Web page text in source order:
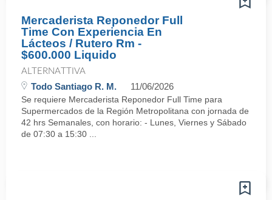
Mercaderista Reponedor Full
Time Con Experiencia En
Lácteos / Rutero Rm -
$600.000 Liquido
ALTERNATTIVA
Todo Santiago R. M. 11/06/2026
Se requiere Mercaderista Reponedor Full Time para
Supermercados de la Región Metropolitana con jornada de
42 hrs Semanales, con horario: - Lunes, Viernes y Sábado
de 07:30 a 15:30 ...